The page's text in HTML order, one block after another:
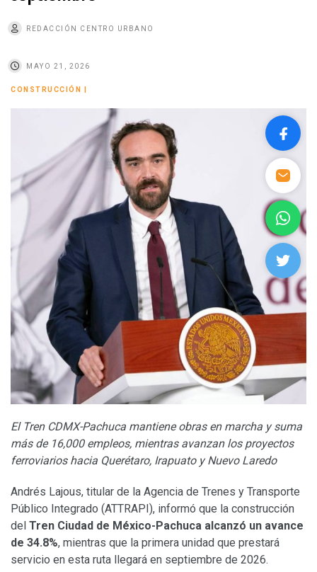
REDACCIÓN CENTRO URBANO
MAYO 21, 2026
CONSTRUCCIÓN
El Tren CDMX-Pachuca mantiene obras en marcha y suma
más de 16,000 empleos, mientras avanzan los proyectos
ferroviarios hacia Querétaro, Irapuato y Nuevo Laredo
Andrés Lajous, titular de la Agencia de Trenes y Transporte
Público Integrado (ATTRAPI), informó que la construcción
del Tren Ciudad de México-Pachuca alcanzó un avance
de 34.8%, mientras que la primera unidad que prestará
servicio en esta ruta llegará en septiembre de 2026.